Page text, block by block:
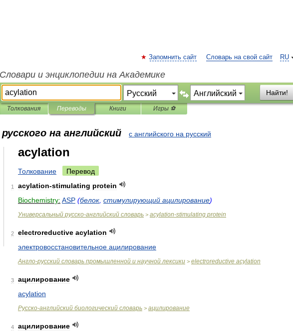
RU
Запомнить сайт Словарь на свой сайт
Словари и энциклопедии на Академике
Найти!
Толкования Переводы Книги Игры ⚽
русского на английский с английского на русский
acylation
Толкование Перевод
1 acylation-stimulating protein
Biochemistry: ASP (белок стимулирующий ацилирование)
Универсальный русско-английский словарь > acylation-stimulating protein
2 electroreductive acylation
электровосстановительное ацилирование
Англо-русский словарь промышленной и научной лексики > electroreductive acylation
3
ацилирование
acylation
Русско-английский биологический словарь > ацилирование
4
ацилирование